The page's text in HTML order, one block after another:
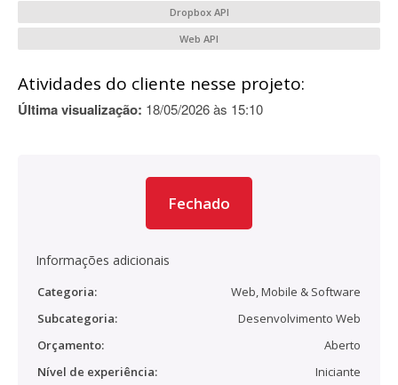
Dropbox API
Web API
Atividades do cliente nesse projeto:
Última visualização: 18/05/2026 às 15:10
Fechado
Informações adicionais
Categoria:
Web, Mobile & Software
Subcategoria:
Desenvolvimento Web
Orçamento:
Aberto
Nível de experiência:
Iniciante